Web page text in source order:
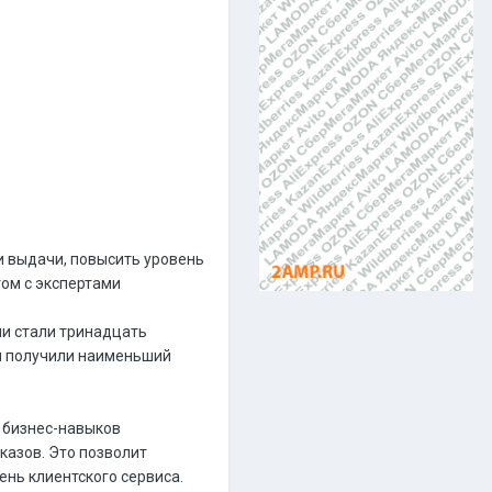
повысить уровень
с экспертами
стали тринадцать
получили наименьший
навыков
Это позволит
клиентского сервиса.